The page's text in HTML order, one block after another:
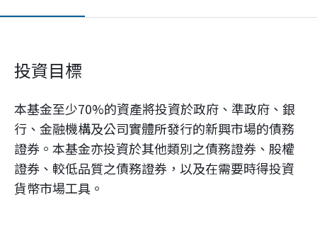
投資目標
本基金至少70%的資產將投資於政府、準政府、銀
行、金融機構及公司實體所發行的新興市場的債務
證券。本基金亦投資於其他類別之債務證券、股權
證券、較低品質之債務證券，以及在需要時得投資
貨幣市場工具。